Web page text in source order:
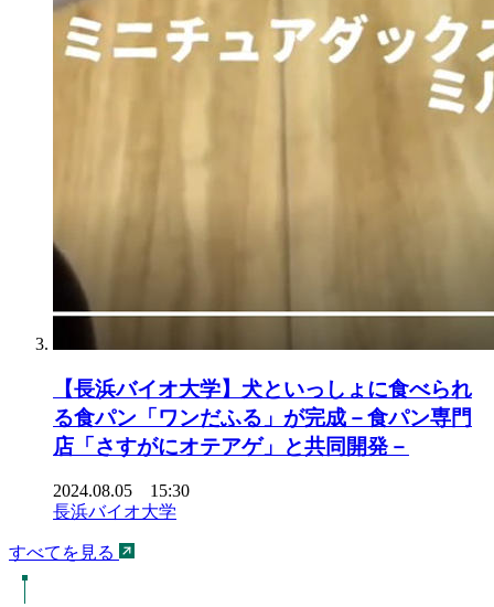
【長浜バイオ大学】犬といっしょに食べられ
る食パン「ワンだふる」が完成－食パン専門
店「さすがにオテアゲ」と共同開発－
2024.08.05 15:30
長浜バイオ大学
すべてを見る